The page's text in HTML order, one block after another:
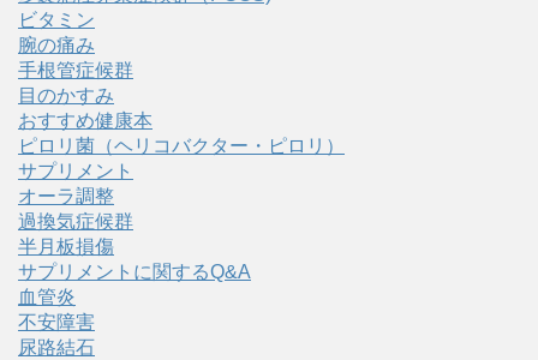
ビタミン
腕の痛み
手根管症候群
目のかすみ
おすすめ健康本
ピロリ菌（ヘリコバクター・ピロリ）
サプリメント
オーラ調整
過換気症候群
半月板損傷
サプリメントに関するQ&A
血管炎
不安障害
尿路結石